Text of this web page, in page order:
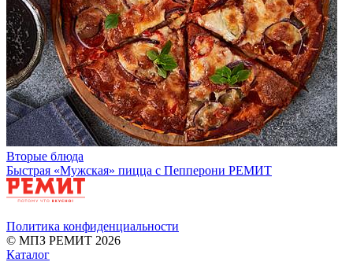
Вторые блюда
Быстрая «Мужская» пицца c Пепперони РЕМИТ
Политика конфиденциальности
© МПЗ РЕМИТ 2026
Каталог